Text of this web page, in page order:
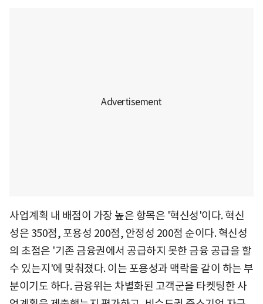
사업계획 내 배점이 가장 높은 항목은 '혁신성'이다. 혁신
성은 350점, 포용성 200점, 안정성 200점 순이다. 혁신성
의 초점은 '기존 금융권에서 공급하지 못한 금융 공급을 할
수 있는지'에 맞춰졌다. 이는 포용성과 맥락을 같이 하는 부
분이기도 하다. 금융위는 차별화된 고객군을 타켓팅한 사